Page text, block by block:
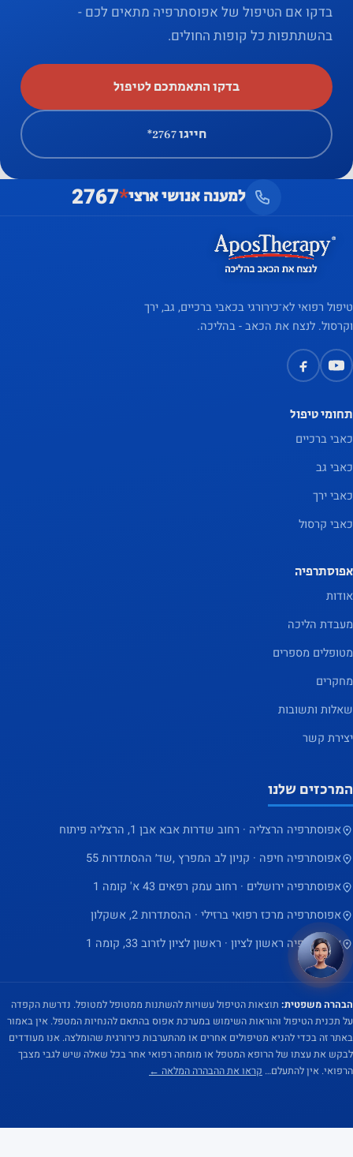
בדקו אם הטיפול של אפוסתרפיה מתאים לכם -
בהשתתפות כל קופות החולים.
בדקו התאמתכם לטיפול
חייגו ‎*2767
למענה אנושי ארצי*
2767
טיפול רפואי לא־כירורגי בכאבי ברכיים, גב, ירך
וקרסול. לנצח את הכאב - בהליכה.
תחומי טיפול
כאבי ברכיים
כאבי גב
כאבי ירך
כאבי קרסול
אפוסתרפיה
אודות
מעבדת הליכה
מטופלים מספרים
מחקרים
שאלות ותשובות
יצירת קשר
המרכזים שלנו
אפוסתרפיה הרצליה · רחוב שדרות אבא אבן 1, הרצליה פיתוח
אפוסתרפיה חיפה · קניון לב המפרץ ,שד׳ ההסתדרות 55
אפוסתרפיה ירושלים · רחוב עמק רפאים 43 א' קומה 1
אפוסתרפיה מרכז רפואי ברזילי · ההסתדרות 2, אשקלון
אפוסתרפיה ראשון לציון · ראשון לציון לזרוב 33, קומה 1
הבהרה משפטית: תוצאות הטיפול עשויות להשתנות ממטופל למטופל. נדרשת הקפדה
על תכנית הטיפול והוראות השימוש במערכת אפוס בהתאם להנחיות המטפל. אין באמור
באתר זה בכדי להניא מטיפולים אחרים או מהתערבות כירורגית שהומלצה. אנו מעודדים
לבקש את עצתו של הרופא המטפל או מומחה רפואי אחר בכל שאלה שיש לגבי מצבך
הרפואי. אין להתעלם… קראו את ההבהרה המלאה ←
שלום 👋 יש שאלה? אני כאן
לעזור
×